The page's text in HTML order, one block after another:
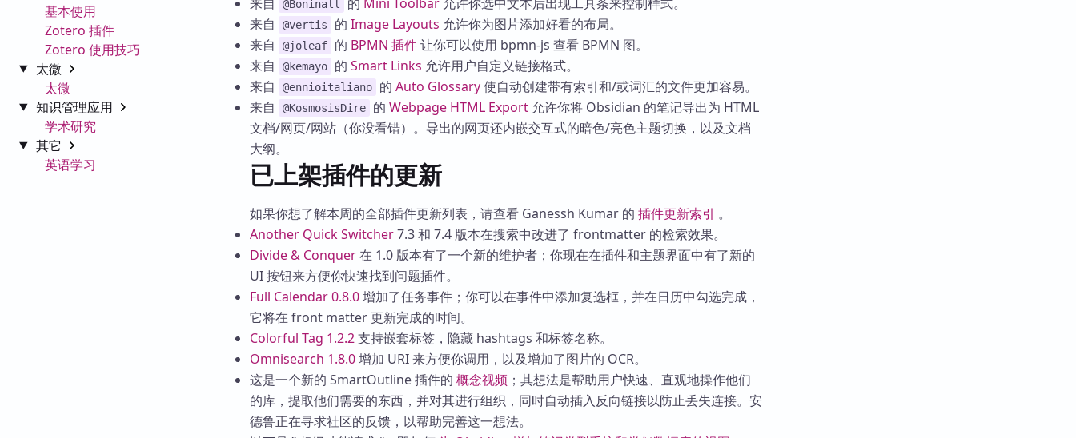
基本使用
Zotero 插件
Zotero 使用技巧
太微
太微
知识管理应用
学术研究
其它
英语学习
@Boninall
来自
@vertis 的 Image Layouts 允许你为图片添加好看的布局。
来自
@joleaf 的 BPMN 插件让你可以使用 bpmn-js 查看 BPMN 图。
来自
@kemayo 的 Smart Links 允许用户自定义链接格式。
来自
@ennioitaliano 的 Auto Glossary使自动创建带有索引和/或词汇的文件更加容易。
来自
@KosmosisDire 的 Webpage HTML Export允许你将 Obsidian 的笔记导出为 HTML
文档/网页/网站（你没看错）。导出的网页还内嵌交互式的暗色/亮色主题切换，以及文档
大纲。
已上架插件的更新
如果你想了解本周的全部插件更新列表，请查看 Ganessh Kumar 的 插件更新索引 。
Another Quick Switcher7.3 和 7.4 版本在搜索中改进了 frontmatter 的检索效果。
Divide & Conquer在 1.0 版本有了一个新的维护者；你现在在插件和主题界面中有了新的
UI 按钮来方便你快速找到问题插件。
Full Calendar 0.8.0增加了任务事件；你可以在事件中添加复选框，并在日历中勾选完成，
它将在 front matter 更新完成的时间。
Colorful Tag 1.2.2支持嵌套标签，隐藏 hashtags 和标签名称。
Omnisearch 1.8.0增加 URI 来方便你调用，以及增加了图片的 OCR。
这是一个新的 SmartOutline 插件的 概念视频 ；其想法是帮助用户快速、直观地操作他们
的库，提取他们需要的东西，并对其进行组织，同时自动插入反向链接以防止丢失连接。安
德鲁正在寻求社区的反馈，以帮助完善这一想法。